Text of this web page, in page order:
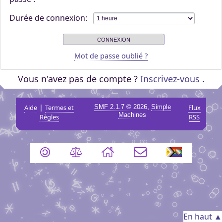
Durée de connexion:
Mot de passe oublié ?
Vous n'avez pas de compte ? Inscrivez-vous .
Aide |Termes et
Règles
SMF 2.1.7 © 2026, Simple
Machines
Flux
RSS
En haut ▲